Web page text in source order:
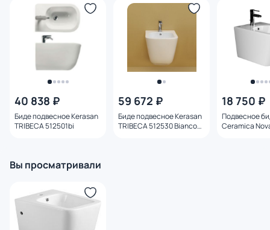
40 838 ₽
Биде подвесное Kerasan
TRIBECA 512501bi
59 672 ₽
Биде подвесное Kerasan
TRIBECA 512530 Bianco
18 750 ₽
Подвесное
Ceramica
Вы просматривали